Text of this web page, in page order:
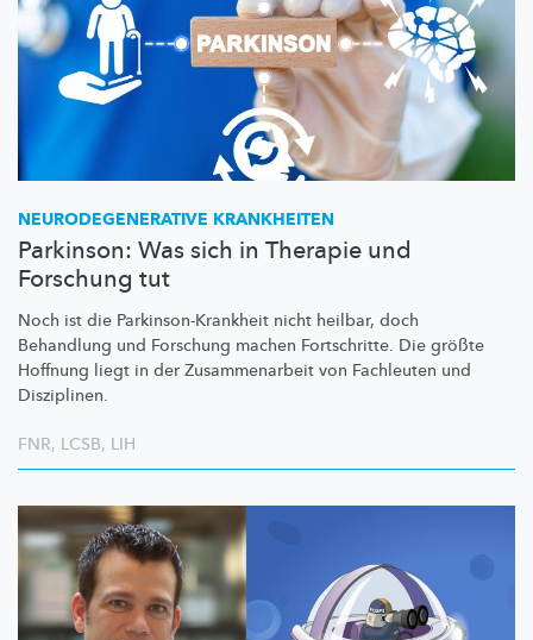
NEURODEGENERATIVE KRANKHEITEN
Parkinson: Was sich in Therapie und
Forschung tut
Noch ist die Parkinson-Krankheit nicht heilbar, doch
Behandlung und Forschung machen Fortschritte. Die größte
Hoffnung liegt in der Zusammenarbeit von Fachleuten und
Disziplinen.
FNR, LCSB, LIH